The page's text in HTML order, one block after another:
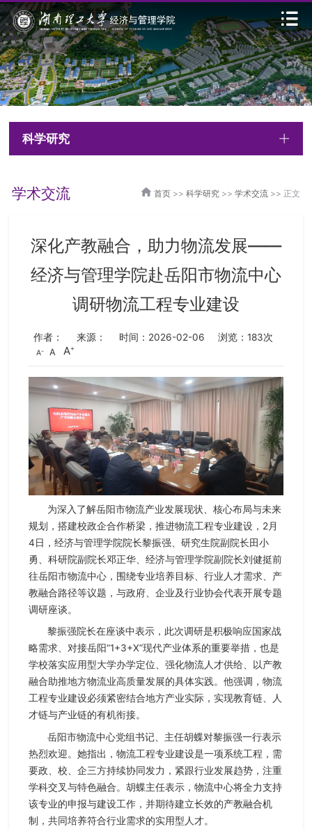
科学研究
学术交流 首页>> 科学研究>> 学术交流>> 正文
深化产教融合，助力物流发展——
经济与管理学院赴岳阳市物流中心
调研物流工程专业建设
作者： 来源： 时间：2026-02-06 浏览： 183次
A A A
为深入了解岳阳市物流产业发展现状、核心布局与未来
规划，搭建校政企合作桥梁，推进物流工程专业建设，2月
4日，经济与管理学院院长黎振强、研究生院副院长田小
勇、科研院副院长邓正华、经济与管理学院副院长刘健挺前
往岳阳市物流中心，围绕专业培养目标、行业人才需求、产
教融合路径等议题，与政府、企业及行业协会代表开展专题
调研座谈。
黎振强院长在座谈中表示，此次调研是积极响应国家战
略需求、对接岳阳“1+3+X”现代产业体系的重要举措，也是
学校落实应用型大学办学定位、强化物流人才供给、以产教
融合助推地方物流业高质量发展的具体实践。他强调，物流
工程专业建设必须紧密结合地方产业实际，实现教育链、人
才链与产业链的有机衔接。
岳阳市物流中心党组书记、主任胡蝶对黎振强一行表示
热烈欢迎。她指出，物流工程专业建设是一项系统工程，需
要政、校、企三方持续协同发力，紧跟行业发展趋势，注重
学科交叉与特色融合。胡蝶主任表示，物流中心将全力支持
该专业的申报与建设工作，并期待建立长效的产教融合机
制，共同培养符合行业需求的实用型人才。